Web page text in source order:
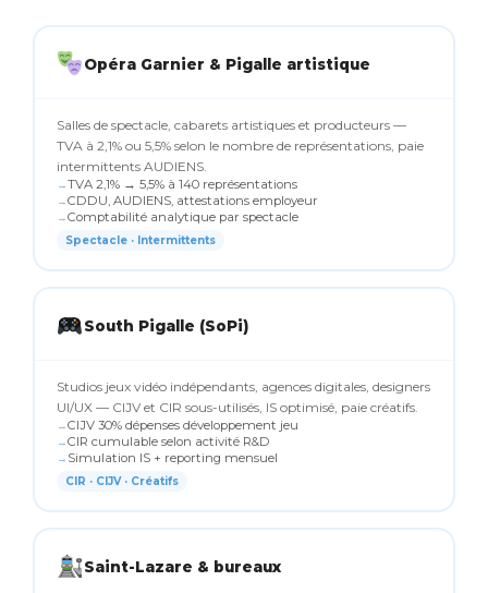
Opéra Garnier & Pigalle artistique
Salles de spectacle, cabarets artistiques et producteurs —
TVA à 2,1% ou 5,5% selon le nombre de représentations, paie
intermittents AUDIENS.
TVA 2,1% → 5,5% à 140 représentations
CDDU, AUDIENS, attestations employeur
Comptabilité analytique par spectacle
Spectacle · Intermittents
South Pigalle (SoPi)
Studios jeux vidéo indépendants, agences digitales, designers
UI/UX — CIJV et CIR sous-utilisés, IS optimisé, paie créatifs.
CIJV 30% dépenses développement jeu
CIR cumulable selon activité R&D
Simulation IS + reporting mensuel
CIR · CIJV · Créatifs
Saint-Lazare & bureaux